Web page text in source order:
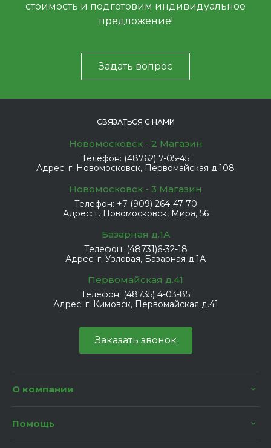
стоимость и подготовим индивидуальное
предложение!
Задать вопрос
СВЯЗАТЬСЯ С НАМИ
Новомосковск - 2 Магазин
Телефон: (48762) 7-05-45
Адрес: г. Новомосковск, Первомайская д.108
Новомосковск - 3 Магазин
Телефон: +7 (909) 264-47-70
Адрес: г. Новомосковск, Мира, 56
Базарная д.1А
Телефон: (48731)6-32-18
Адрес: г. Узловая, Базарная д.1А
Первомайская д.41
Телефон: (48735) 4-03-85
Адрес: г. Кимовск, Первомайская д.41
Заказать звонок
О компании
Помощь